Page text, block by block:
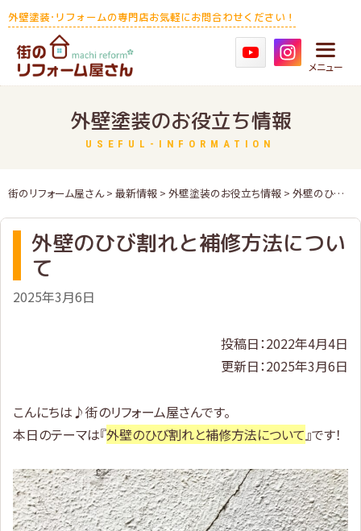
Skip
to
content
外壁塗装･リフォームの専門店お気軽にお問合わせください！
メニュー
外壁塗装のお役立ち情報
USEFUL-INFORMATION
街のリフォーム屋さん> 最新情報 > 外壁塗装のお役立ち情報 > 外壁のひび割れと補修方法について
外壁のひび割れと補修方法につい
て
2025年3月6日
投稿日：2022年4月4日
更新日：2025年3月6日
こんにちは♪街のリフォーム屋さんです。
本日のテーマは『外壁のひび割れと補修方法について 』です！